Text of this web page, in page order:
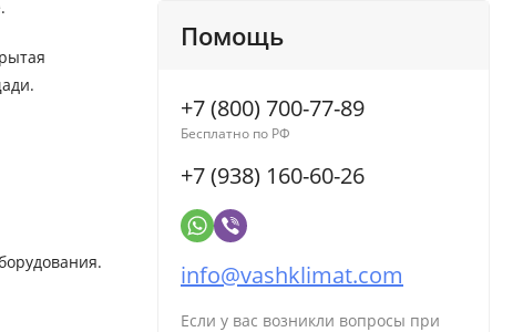
Помощь
+7 (800) 700-77-89
Бесплатно по РФ
+7 (938) 160-60-26
info@vashklimat.com
Если у вас возникли вопросы при